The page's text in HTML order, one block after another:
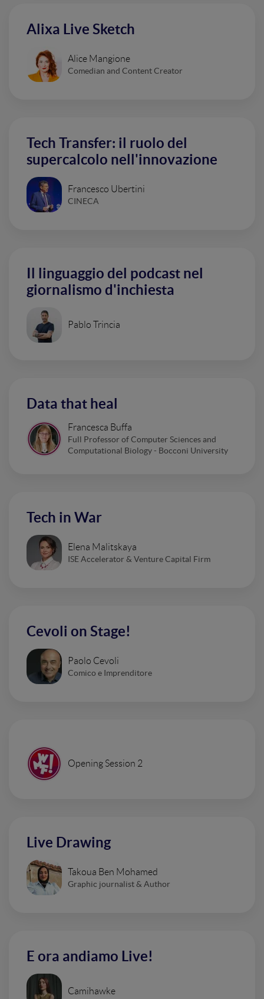
Alixa Live Sketch
Alice Mangione
Comedian and Content Creator
Tech Transfer: il ruolo del
supercalcolo nell'innovazione
Francesco Ubertini
CINECA
Il linguaggio del podcast nel
giornalismo d'inchiesta
Pablo Trincia
Data that heal
Francesca Buffa
Full Professor of Computer Sciences and
Computational Biology - Bocconi University
Tech in War
Elena Malitskaya
ISE Accelerator & Venture Capital Firm
Cevoli on Stage!
Paolo Cevoli
Comico e Imprenditore
Opening Session 2
Live Drawing
Takoua Ben Mohamed
Graphic journalist & Author
E ora andiamo Live!
Camihawke